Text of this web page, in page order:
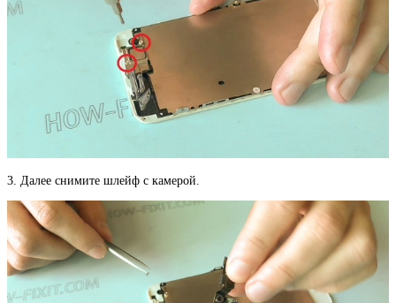
3. Далее снимите шлейф с камерой.